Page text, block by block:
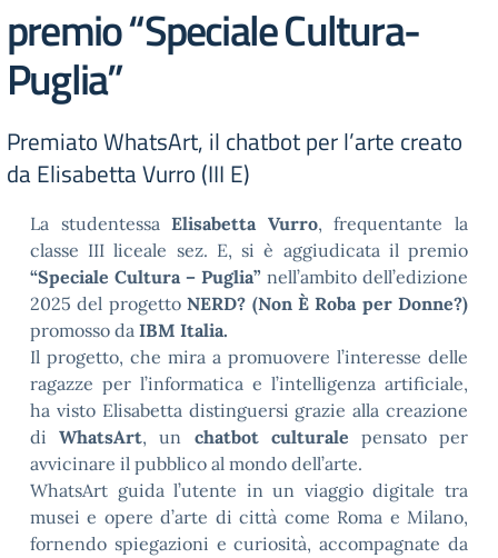
premio “Speciale Cultura-
Puglia”
Premiato WhatsArt, il chatbot per l’arte creato
da Elisabetta Vurro (III E)
La studentessaElisabetta Vurro, frequentante la
classe III liceale sez. E, si è aggiudicata il premio
“Speciale Cultura – Puglia” nell’ambito dell’edizione
2025 del progettoNERD? (Non È Roba per Donne?)
promosso da IBM Italia.
Il progetto, che mira a promuovere l’interesse delle
ragazze per l’informatica e l’intelligenza artificiale,
ha visto Elisabetta distinguersi grazie alla creazione
diWhatsArt, un chatbot culturale pensato per
avvicinare il pubblico al mondo dell’arte.
WhatsArt guida l’utente in un viaggio digitale tra
musei e opere d’arte di città come Roma e Milano,
fornendo spiegazioni e curiosità, accompagnate da